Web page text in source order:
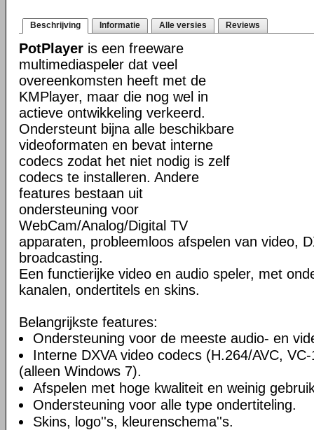
Beschrijving Informatie Alle versies Reviews
PotPlayer is een freeware
multimediaspeler dat veel
overeenkomsten heeft met de
KMPlayer, maar die nog wel in
actieve ontwikkeling verkeerd.
Ondersteunt bijna alle beschikbare
videoformaten en bevat interne
codecs zodat het niet nodig is zelf
codecs te installeren. Andere
features bestaan uit
ondersteuning voor
WebCam/Analog/Digital TV
apparaten, probleemloos afspelen van video,
broadcasting.
Een functierijke video en audio speler, met
kanalen, ondertitels en skins.
Belangrijkste features:
Ondersteuning voor de meeste audio- en
Interne DXVA video codecs (H.264/AVC,
(alleen Windows 7).
Afspelen met hoge kwaliteit en weinig
Ondersteuning voor alle type ondertiteling.
Skins, logo''s, kleurenschema''s.